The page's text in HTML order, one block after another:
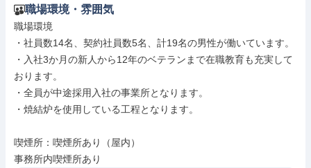
職場環境・雰囲気
職場環境
・社員数14名、契約社員数5名、計19名の男性が働いています。
・入社3か月の新人から12年のベテランまで在職教育も充実して
おります。
・全員が中途採用入社の事業所となります。
・焼結炉を使用している工程となります。
喫煙所：喫煙所あり（屋内）
事務所内喫煙所あり